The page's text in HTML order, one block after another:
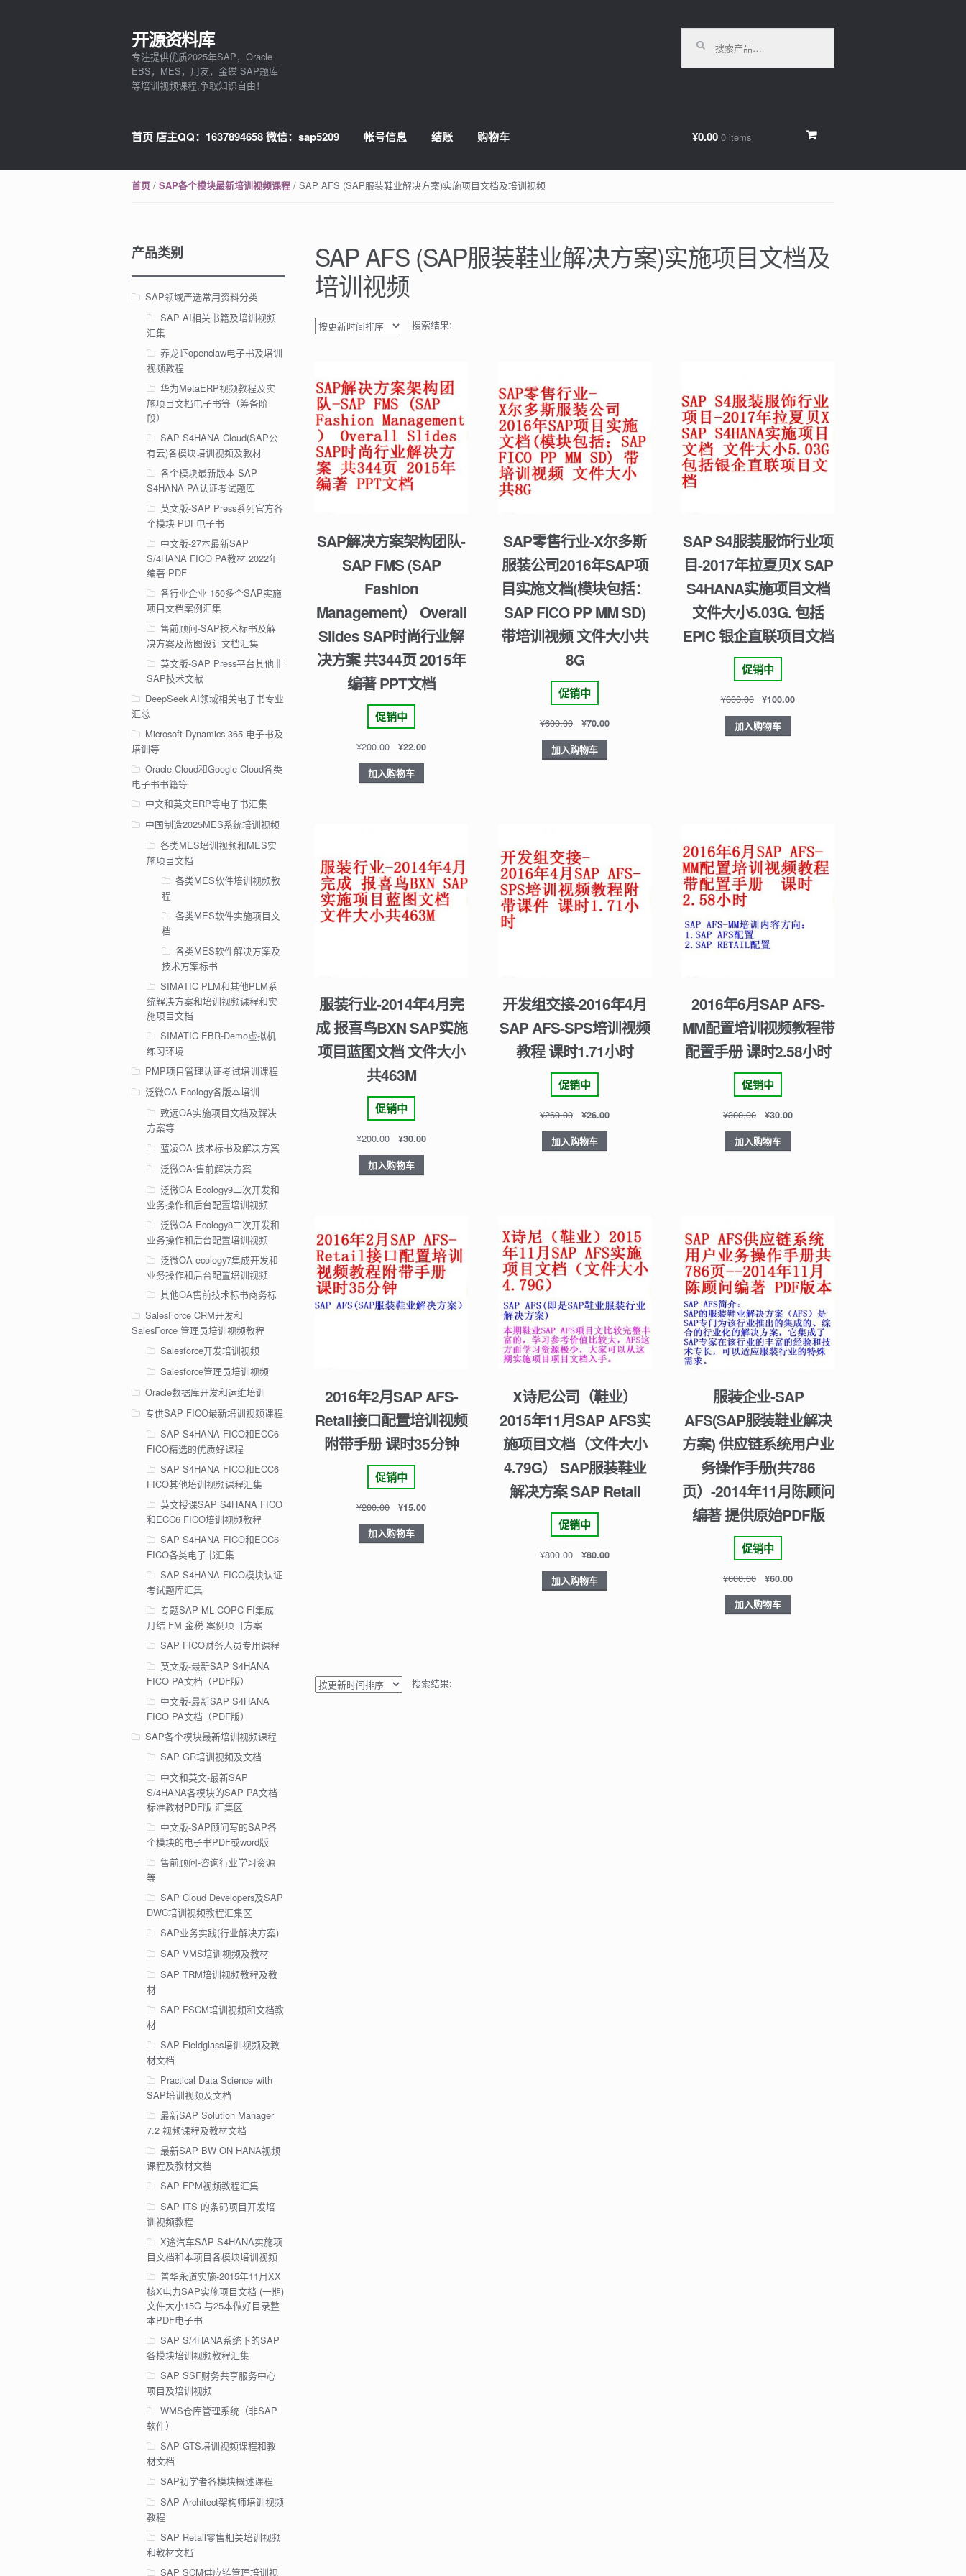
Skip to navigation
Skip to content
开源资料库
专注提供优质2025年SAP，Oracle
EBS，MES，用友，金蝶 SAP题库
等培训视频课程,争取知识自由！
首页 店主QQ：1637894658 微信：sap5209 帐号信息 结账 购物车 ¥0.000 items
首页 /SAP各个模块最新培训视频课程 / SAP AFS (SAP服装鞋业解决方案)实施项目文档及培训视频
SAP AFS (SAP服装鞋业解决方案)实施项目文档及
培训视频
搜索结果:
SAP解决方案架构团队-
SAP FMS (SAP
Fashion
Management） Overall
Slides SAP时尚行业解
决方案 共344页 2015年
编著 PPT文档
促销中
¥200.00 ¥22.00
加入购物车
SAP零售行业-X尔多斯
服装公司2016年SAP项
目实施文档(模块包括：
SAP FICO PP MM SD)
带培训视频 文件大小共
8G
促销中
¥600.00 ¥70.00
加入购物车
SAP S4服装服饰行业项
目-2017年拉夏贝X SAP
S4HANA实施项目文档
文件大小5.03G. 包括
EPIC 银企直联项目文档
促销中
¥600.00 ¥100.00
加入购物车
服装行业-2014年4月完
成 报喜鸟BXN SAP实施
项目蓝图文档 文件大小
共463M
促销中
¥200.00 ¥30.00
加入购物车
开发组交接-2016年4月
SAP AFS-SPS培训视频
教程 课时1.71小时
促销中
¥260.00 ¥26.00
加入购物车
2016年6月SAP AFS-
MM配置培训视频教程带
配置手册 课时2.58小时
促销中
¥300.00 ¥30.00
加入购物车
2016年2月SAP AFS-
Retail接口配置培训视频
附带手册 课时35分钟
促销中
¥200.00 ¥15.00
加入购物车
X诗尼公司（鞋业）
2015年11月SAP AFS实
施项目文档（文件大小
4.79G） SAP服装鞋业
解决方案 SAP Retail
促销中
¥800.00 ¥80.00
加入购物车
服装企业-SAP
AFS(SAP服装鞋业解决
方案) 供应链系统用户业
务操作手册(共786
页）-2014年11月陈顾问
编著 提供原始PDF版
促销中
¥600.00 ¥60.00
加入购物车
搜索结果:
产品类别
SAP领域严选常用资料分类
SAP AI相关书籍及培训视频
汇集
养龙虾openclaw电子书及培训
视频教程
华为MetaERP视频教程及实
施项目文档电子书等（筹备阶
段）
SAP S4HANA Cloud(SAP公
有云)各模块培训视频及教材
各个模块最新版本-SAP
S4HANA PA认证考试题库
英文版-SAP Press系列官方各
个模块 PDF电子书
中文版-27本最新SAP
S/4HANA FICO PA教材 2022年
编著 PDF
各行业企业-150多个SAP实施
项目文档案例汇集
售前顾问-SAP技术标书及解
决方案及蓝图设计文档汇集
英文版-SAP Press平台其他非
SAP技术文献
DeepSeek AI领域相关电子书专业
汇总
Microsoft Dynamics 365 电子书及
培训等
Oracle Cloud和Google Cloud各类
电子书书籍等
中文和英文ERP等电子书汇集
中国制造2025MES系统培训视频
各类MES培训视频和MES实
施项目文档
各类MES软件培训视频教
程
各类MES软件实施项目文
档
各类MES软件解决方案及
技术方案标书
SIMATIC PLM和其他PLM系
统解决方案和培训视频课程和实
施项目文档
SIMATIC EBR-Demo虚拟机
练习环境
PMP项目管理认证考试培训课程
泛微OA Ecology各版本培训
致远OA实施项目文档及解决
方案等
蓝凌OA 技术标书及解决方案
泛微OA-售前解决方案
泛微OA Ecology9二次开发和
业务操作和后台配置培训视频
泛微OA Ecology8二次开发和
业务操作和后台配置培训视频
泛微OA ecology7集成开发和
业务操作和后台配置培训视频
其他OA售前技术标书商务标
SalesForce CRM开发和
SalesForce 管理员培训视频教程
Salesforce开发培训视频
Salesforce管理员培训视频
Oracle数据库开发和运维培训
专供SAP FICO最新培训视频课程
SAP S4HANA FICO和ECC6
FICO精选的优质好课程
SAP S4HANA FICO和ECC6
FICO其他培训视频课程汇集
英文授课SAP S4HANA FICO
和ECC6 FICO培训视频教程
SAP S4HANA FICO和ECC6
FICO各类电子书汇集
SAP S4HANA FICO模块认证
考试题库汇集
专题SAP ML COPC FI集成
月结 FM 金税 案例项目方案
SAP FICO财务人员专用课程
英文版-最新SAP S4HANA
FICO PA文档（PDF版）
中文版-最新SAP S4HANA
FICO PA文档（PDF版）
SAP各个模块最新培训视频课程
SAP GR培训视频及文档
中文和英文-最新SAP
S/4HANA各模块的SAP PA文档
标准教材PDF版 汇集区
中文版-SAP顾问写的SAP各
个模块的电子书PDF或word版
售前顾问-咨询行业学习资源
等
SAP Cloud Developers及SAP
DWC培训视频教程汇集区
SAP业务实践(行业解决方案)
SAP VMS培训视频及教材
SAP TRM培训视频教程及教
材
SAP FSCM培训视频和文档教
材
SAP Fieldglass培训视频及教
材文档
Practical Data Science with
SAP培训视频及文档
最新SAP Solution Manager
7.2 视频课程及教材文档
最新SAP BW ON HANA视频
课程及教材文档
SAP FPM视频教程汇集
SAP ITS 的条码项目开发培
训视频教程
X途汽车SAP S4HANA实施项
目文档和本项目各模块培训视频
普华永道实施-2015年11月XX
核X电力SAP实施项目文档 (一期)
文件大小15G 与25本做好目录整
本PDF电子书
SAP S/4HANA系统下的SAP
各模块培训视频教程汇集
SAP SSF财务共享服务中心
项目及培训视频
WMS仓库管理系统（非SAP
软件）
SAP GTS培训视频课程和教
材文档
SAP初学者各模块概述课程
SAP Architect架构师培训视频
教程
SAP Retail零售相关培训视频
和教材文档
SAP SCM供应链管理培训视